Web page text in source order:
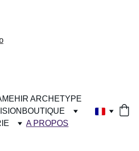
ARCHETYPE
BOUTIQUE
A PROPOS